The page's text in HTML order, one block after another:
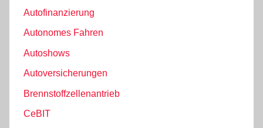
Autofinanzierung
Autonomes Fahren
Autoshows
Autoversicherungen
Brennstoffzellenantrieb
CeBIT